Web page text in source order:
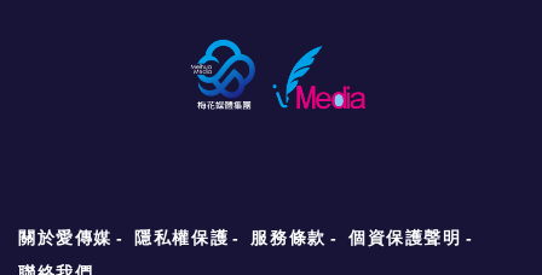
關於愛傳媒 隱私權保護 服務條款
個資保護聲明